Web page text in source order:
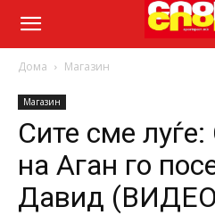
Дома Магазин
Магазин
Сите сме луѓе:
на Аган го
Давид